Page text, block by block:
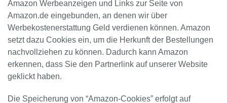
Amazon Werbeanzeigen und Links zur Seite von
Amazon.de eingebunden, an denen wir über
Werbekostenerstattung Geld verdienen können. Amazon
setzt dazu Cookies ein, um die Herkunft der Bestellungen
nachvollziehen zu können. Dadurch kann Amazon
erkennen, dass Sie den Partnerlink auf unserer Website
geklickt haben.
Die Speicherung von “Amazon-Cookies” erfolgt auf